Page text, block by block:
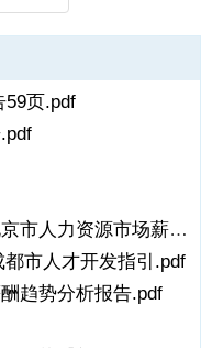
59页.pdf
源市场薪酬数据报告.pdf
市人才开发指引.pdf
趋势分析报告.pdf